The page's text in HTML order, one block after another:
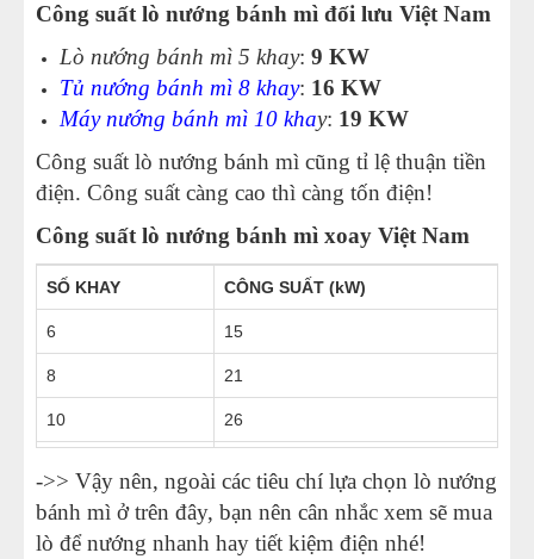
Công suất lò nướng bánh mì đối lưu Việt Nam
Lò nướng bánh mì 5 khay: 9 KW
Tủ nướng bánh mì 8 khay: 16 KW
Máy nướng bánh mì 10 khay: 19 KW
Công suất lò nướng bánh mì cũng tỉ lệ thuận tiền
điện. Công suất càng cao thì càng tốn điện!
Công suất lò nướng bánh mì xoay Việt Nam
SỐ KHAY CÔNG SUẤT (kW)
6 15
8 21
10 26
16 34
->> Vậy nên, ngoài các tiêu chí lựa chọn lò nướng
bánh mì ở trên đây, bạn nên cân nhắc xem sẽ mua
lò để nướng nhanh hay tiết kiệm điện nhé!